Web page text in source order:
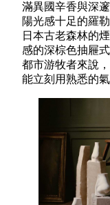
滿異國辛香與深
陽光感十足的羅
日本古老森林的
感的深棕色抽屜
都市游牧者來說
能立刻用熟悉的